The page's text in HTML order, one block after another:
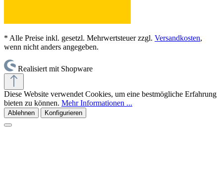
* Alle Preise inkl. gesetzl. Mehrwertsteuer zzgl. Versandkosten,
wenn nicht anders angegeben.
Realisiert mit Shopware
Diese Website verwendet Cookies, um eine bestmögliche Erfahrung
bieten zu können. Mehr Informationen ...
Ablehnen Konfigurieren